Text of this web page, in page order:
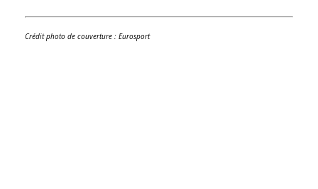
Crédit photo de couverture : Eurosport